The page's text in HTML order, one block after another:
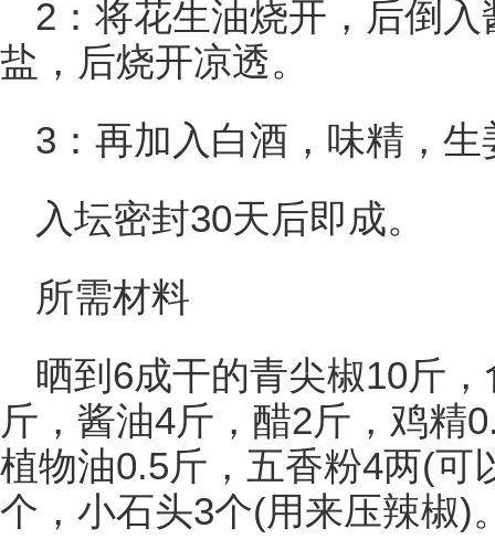
2：将花生油烧开，后倒
盐，后烧开凉透。
3：再加入白酒，味精，
入坛密封30天后即成。
所需材料
晒到6成干的青尖椒10斤
斤，酱油4斤，醋2斤，鸡精
植物油0.5斤，五香粉4两(可
个，小石头3个(用来压辣椒)